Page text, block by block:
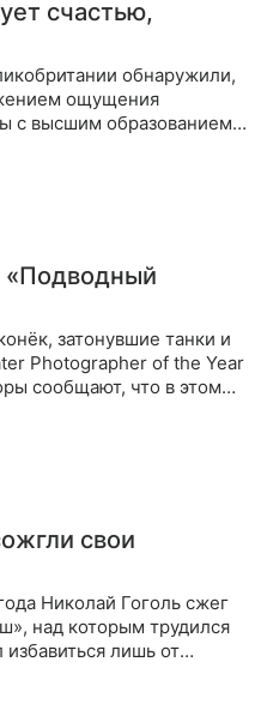
счастью,
обнаружили,
ощущения
с высшим образованием
«Подводный
затонувшие танки и
Photographer of the Year
сообщают, что в этом
свои
Николай Гоголь сжег
над которым трудился
лишь от